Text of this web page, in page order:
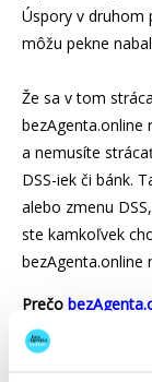
Úspory v druhom
môžu pekne
Že sa v tom
bezAgenta.online
a nemusíte
DSS-iek či bánk.
alebo zmenu
ste kamkoľvek
bezAgenta.online
Prečo
profesionálov